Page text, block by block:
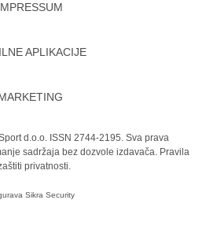
APLIKACIJE
d.o.o. ISSN 2744-2195. Sva prava
sadržaja bez dozvole izdavača. Pravila
privatnosti.
Sikra Security